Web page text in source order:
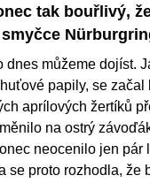
tak bouřlivý,
dnes můžeme dojíst.
papily, se
aprílových žertíků
na ostrý
neocenilo jen
se proto rozhodla,